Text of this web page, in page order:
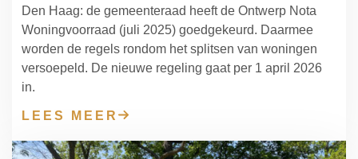
Den Haag: de gemeenteraad heeft de Ontwerp Nota
Woningvoorraad (juli 2025) goedgekeurd. Daarmee
worden de regels rondom het splitsen van woningen
versoepeld. De nieuwe regeling gaat per 1 april 2026
in.
LEES MEER